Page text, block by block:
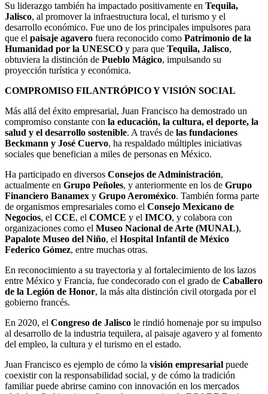
Su liderazgo también ha impactado positivamente en Tequila,
Jalisco, al promover la infraestructura local, el turismo y el
desarrollo económico. Fue uno de los principales impulsores para
que el paisaje agavero fuera reconocido como Patrimonio de la
Humanidad por la UNESCO y para que Tequila, Jalisco,
obtuviera la distinción de Pueblo Mágico, impulsando su
proyección turística y económica.
COMPROMISO FILANTRÓPICO Y VISIÓN SOCIAL
Más allá del éxito empresarial, Juan Francisco ha demostrado un
compromiso constante con la educación, la cultura, el deporte, la
salud y el desarrollo sostenible. A través de las fundaciones
Beckmann y José Cuervo, ha respaldado múltiples iniciativas
sociales que benefician a miles de personas en México.
Ha participado en diversos Consejos de Administración,
actualmente en Grupo Peñoles, y anteriormente en los de Grupo
Financiero Banamex y Grupo Aeroméxico. También forma parte
de organismos empresariales como el Consejo Mexicano de
Negocios, el CCE, el COMCE y el IMCO, y colabora con
organizaciones como el Museo Nacional de Arte (MUNAL),
Papalote Museo del Niño, el Hospital Infantil de México
Federico Gómez, entre muchas otras.
En reconocimiento a su trayectoria y al fortalecimiento de los lazos
entre México y Francia, fue condecorado con el grado de Caballero
de la Legión de Honor, la más alta distinción civil otorgada por el
gobierno francés.
En 2020, el Congreso de Jalisco le rindió homenaje por su impulso
al desarrollo de la industria tequilera, al paisaje agavero y al fomento
del empleo, la cultura y el turismo en el estado.
Juan Francisco es ejemplo de cómo la visión empresarial puede
coexistir con la responsabilidad social, y de cómo la tradición
familiar puede abrirse camino con innovación en los mercados